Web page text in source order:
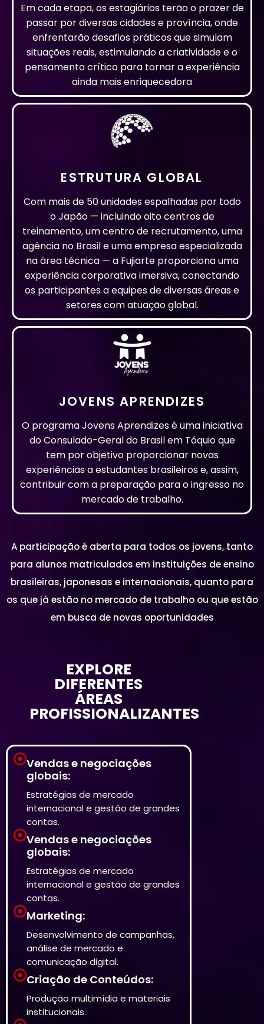
Em cada etapa, os estagiários terão o prazer de
passar por diversas cidades e província, onde
enfrentarão desafios práticos que simulam
situações reais, estimulando a criatividade e o
pensamento crítico para tornar a experiência
ainda mais enriquecedora
ESTRUTURA GLOBAL
Com mais de 50 unidades espalhadas por todo
o Japão — incluindo oito centros de
treinamento, um centro de recrutamento, uma
agência no Brasil e uma empresa especializada
na área técnica — a Fujiarte proporciona uma
experiência corporativa imersiva, conectando
os participantes a equipes de diversas áreas e
setores com atuação global.
JOVENS APRENDIZES
O programa Jovens Aprendizes é uma iniciativa
do Consulado-Geral do Brasil em Tóquio que
tem por objetivo proporcionar novas
experiências a estudantes brasileiros e, assim,
contribuir com a preparação para o ingresso no
mercado de trabalho.
A participação é aberta para todos os jovens, tanto
para alunos matriculados em instituições de ensino
brasileiras, japonesas e internacionais, quanto para
os que já estão no mercado de trabalho ou que estão
em busca de novas oportunidades
EXPLORE
DIFERENTES
ÁREAS
PROFISSIONALIZANTES
Vendas e negociações
globais:
Estratégias de mercado
internacional e gestão de grandes
contas.
Vendas e negociações
globais:
Estratégias de mercado
internacional e gestão de grandes
contas.
Marketing:
Desenvolvimento de campanhas,
análise de mercado e
comunicação digital.
Criação de Conteúdos:
Produção multimídia e materiais
institucionais.